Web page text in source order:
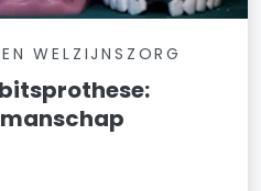
WELZIJNSZORG